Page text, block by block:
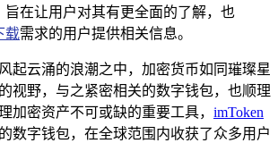
旨在让用户对其有更全面的了解，也
载需求的用户提供相关信息。
起云涌的浪潮之中，加密货币如同璀璨星
视野，与之紧密相关的数字钱包，也顺理
加密资产不可或缺的重要工具， imToken
数字钱包，在全球范围内收获了众多用户